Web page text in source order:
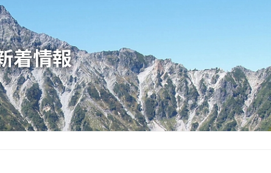
着情報